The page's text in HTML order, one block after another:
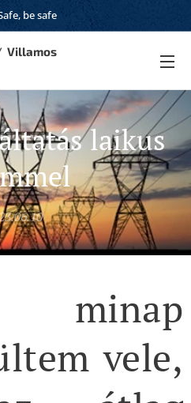
be safe
Villamos
laikus
vele,